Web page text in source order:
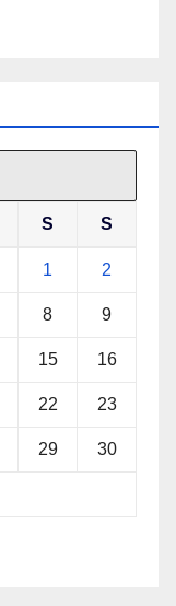
S S
1 2
8 9
15 16
22 23
29 30